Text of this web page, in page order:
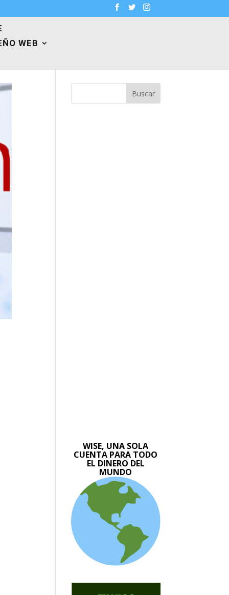
WEB
Buscar
WISE, UNA SOLA
CUENTA PARA TODO
EL DINERO DEL
MUNDO